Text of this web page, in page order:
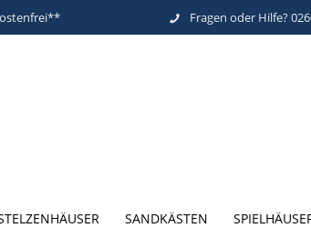
Fragen oder Hilfe?
SANDKÄSTEN